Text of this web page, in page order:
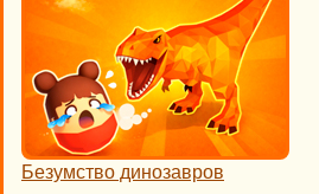
Безумство динозавров